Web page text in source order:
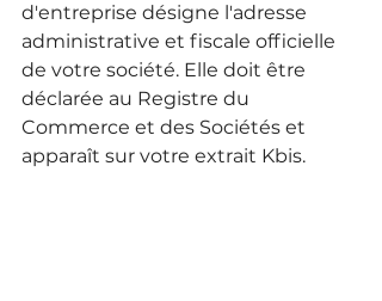
d'entreprise désigne l'adresse
administrative et fiscale officielle
de votre société. Elle doit être
déclarée au Registre du
Commerce et des Sociétés et
apparaît sur votre extrait Kbis.